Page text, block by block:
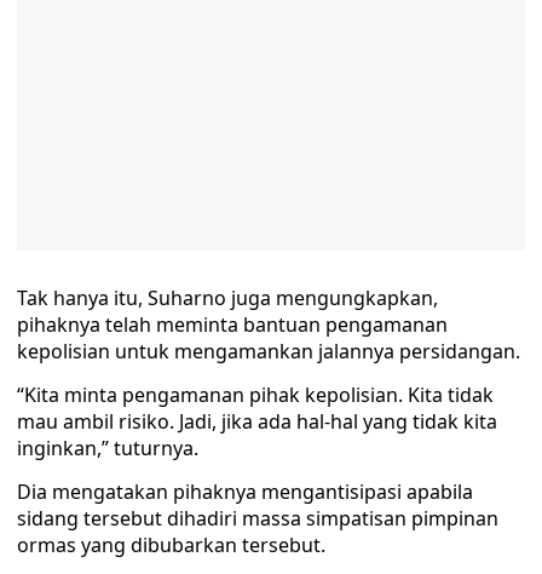
Tak hanya itu, Suharno juga mengungkapkan,
pihaknya telah meminta bantuan pengamanan
kepolisian untuk mengamankan jalannya persidangan.
“Kita minta pengamanan pihak kepolisian. Kita tidak
mau ambil risiko. Jadi, jika ada hal-hal yang tidak kita
inginkan,” tuturnya.
Dia mengatakan pihaknya mengantisipasi apabila
sidang tersebut dihadiri massa simpatisan pimpinan
ormas yang dibubarkan tersebut.